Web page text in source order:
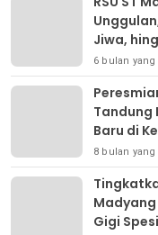
Jiwa,
6 bulan yang
Tandung
Baru di
8 bulan yang
Gigi